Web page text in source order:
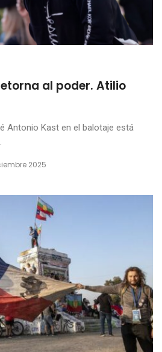
al poder. Atilio
Antonio Kast en el balotaje está
2025